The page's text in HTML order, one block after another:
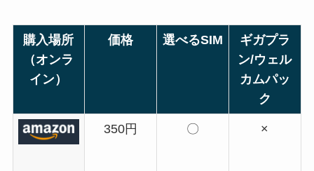
購入場所
（オンラ
イン）
価格 選べるSIM
ギガプラ
ン/ウェル
カムパッ
ク
350円 〇 ×